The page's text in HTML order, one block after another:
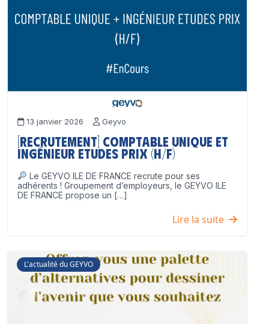
13 janvier 2026 Geyvo
[Recrutement] Comptable unique et
Ingénieur Etudes Prix (H/F)
Le GEYVO ILE DE FRANCE recrute pour ses
adhérents ! Groupement d’employeurs, le GEYVO ILE
DE FRANCE propose un […]
Lire la suite
L'actualité du GEYVO